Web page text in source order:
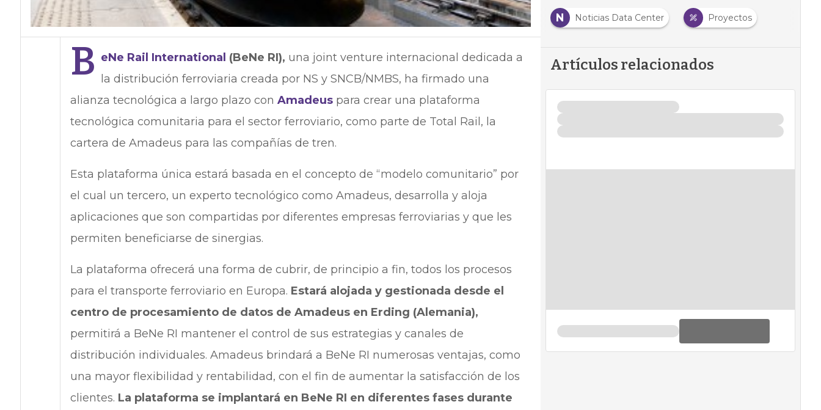
B eNe Rail International (BeNe RI), una joint venture internacional dedicada a
la distribución ferroviaria creada por NS y SNCB/NMBS, ha firmado una
alianza tecnológica a largo plazo con Amadeuspara crear una plataforma
tecnológica comunitaria para el sector ferroviario, como parte de Total Rail, la
cartera de Amadeus para las compañías de tren.
Esta plataforma única estará basada en el concepto de “modelo comunitario” por
el cual un tercero, un experto tecnológico como Amadeus, desarrolla y aloja
aplicaciones que son compartidas por diferentes empresas ferroviarias y que les
permiten beneficiarse de sinergias.
La plataforma ofrecerá una forma de cubrir, de principio a fin, todos los procesos
para el transporte ferroviario en Europa. Estará alojada y gestionada desde el
centro de procesamiento de datos de Amadeus en Erding (Alemania),
permitirá a BeNe RI mantener el control de sus estrategias y canales de
distribución individuales. Amadeus brindará a BeNe RI numerosas ventajas, como
una mayor flexibilidad y rentabilidad, con el fin de aumentar la satisfacción de los
clientes. La plataforma se implantará en BeNe RI en diferentes fases durante
N
Noticias Data Center Proyectos
Artículos relacionados